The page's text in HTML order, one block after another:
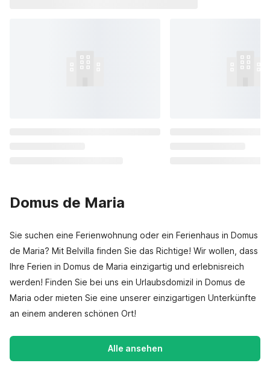
Domus de Maria
Sie suchen eine Ferienwohnung oder ein Ferienhaus in Domus
de Maria? Mit Belvilla finden Sie das Richtige! Wir wollen, dass
Ihre Ferien in Domus de Maria einzigartig und erlebnisreich
werden! Finden Sie bei uns ein Urlaubsdomizil in Domus de
Maria oder mieten Sie eine unserer einzigartigen Unterkünfte
an einem anderen schönen Ort!
Alle ansehen